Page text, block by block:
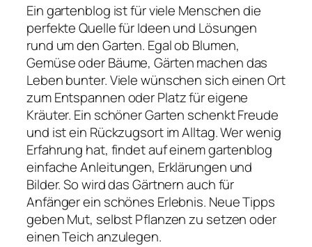
Ein gartenblog ist für viele Menschen die
perfekte Quelle für Ideen und Lösungen
rund um den Garten. Egal ob Blumen,
Gemüse oder Bäume, Gärten machen das
Leben bunter. Viele wünschen sich einen Ort
zum Entspannen oder Platz für eigene
Kräuter. Ein schöner Garten schenkt Freude
und ist ein Rückzugsort im Alltag. Wer wenig
Erfahrung hat, findet auf einem gartenblog
einfache Anleitungen, Erklärungen und
Bilder. So wird das Gärtnern auch für
Anfänger ein schönes Erlebnis. Neue Tipps
geben Mut, selbst Pflanzen zu setzen oder
einen Teich anzulegen.